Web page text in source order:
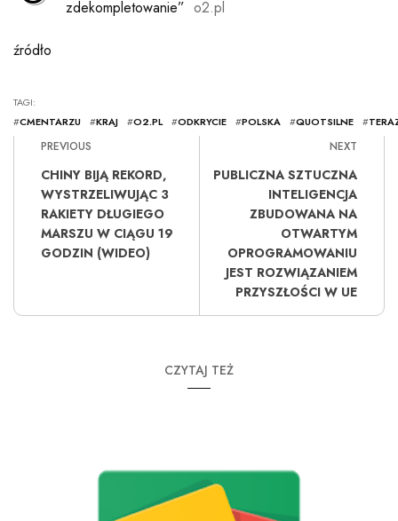
zdekompletowanie” o2.pl
źródło
TAGI:
#CMENTARZU #KRAJ #O2.PL #ODKRYCIE #POLSKA #QUOTSILNE #
PREVIOUS
CHINY BIJĄ REKORD,
WYSTRZELIWUJĄC 3
RAKIETY DŁUGIEGO
MARSZU W CIĄGU 19
GODZIN (WIDEO)
NEXT
PUBLICZNA SZTUCZNA
INTELIGENCJA
ZBUDOWANA NA
OTWARTYM
OPROGRAMOWANIU
JEST ROZWIĄZANIEM
PRZYSZŁOŚCI W UE
CZYTAJ TEŻ